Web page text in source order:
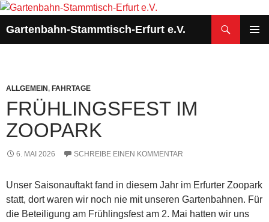
Zum
springen
Gartenbahn-Stammtisch-Erfurt e.V.
ALLGEMEIN, FAHRTAGE
FRÜHLINGSFEST IM
ZOOPARK
6. MAI 2026 SCHREIBE EINEN KOMMENTAR
Unser Saisonauftakt fand in diesem Jahr im Erfurter Zoopark
statt, dort waren wir noch nie mit unseren Gartenbahnen. Für
die Beteiligung am Frühlingsfest am 2. Mai hatten wir uns